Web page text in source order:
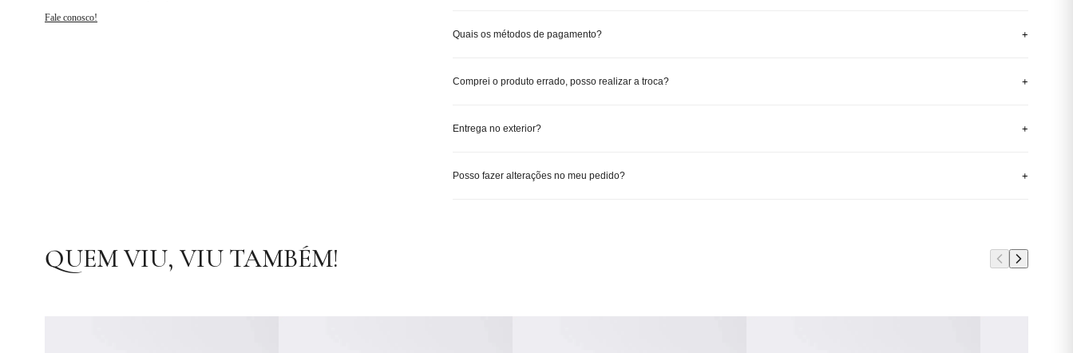
Fale conosco!
Quais os métodos de pagamento? +
Comprei o produto errado, posso realizar a troca? +
Entrega no exterior? +
Posso fazer alterações no meu pedido? +
QUEM VIU, VIU TAMBÉM!